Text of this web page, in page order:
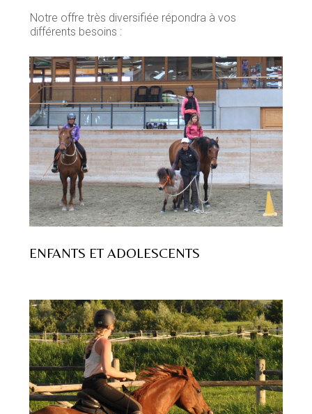
Notre offre très diversifiée répondra à vos
différents besoins :
ENFANTS ET ADOLESCENTS